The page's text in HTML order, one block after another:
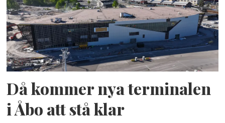
Då kommer nya terminalen
i Åbo att stå klar